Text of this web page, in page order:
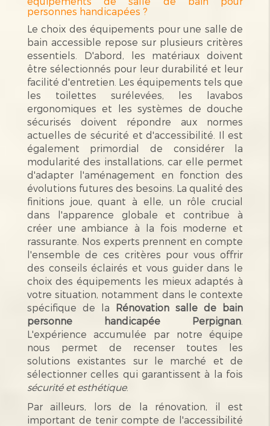
personnes handicapées ?
Le choix des équipements pour une salle de
bain accessible repose sur plusieurs critères
essentiels. D'abord, les matériaux doivent
être sélectionnés pour leur durabilité et leur
facilité d'entretien. Les équipements tels que
les toilettes surélevées, les lavabos
ergonomiques et les systèmes de douche
sécurisés doivent répondre aux normes
actuelles de sécurité et d'accessibilité. Il est
également primordial de considérer la
modularité des installations, car elle permet
d'adapter l'aménagement en fonction des
évolutions futures des besoins. La qualité des
finitions joue, quant à elle, un rôle crucial
dans l'apparence globale et contribue à
créer une ambiance à la fois moderne et
rassurante. Nos experts prennent en compte
l'ensemble de ces critères pour vous offrir
des conseils éclairés et vous guider dans le
choix des équipements les mieux adaptés à
votre situation, notamment dans le contexte
spécifique de la Rénovation salle de bain
personne handicapée Perpignan
L'expérience accumulée par notre équipe
nous permet de recenser toutes les
solutions existantes sur le marché et de
sélectionner celles qui garantissent à la fois
sécurité et esthétique.
Par ailleurs, lors de la rénovation, il est
important de tenir compte de l'accessibilité